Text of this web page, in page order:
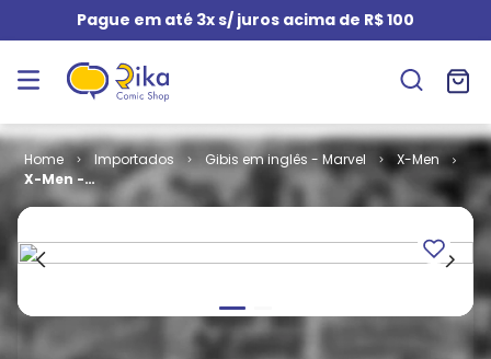
Pague em até 3x s/ juros acima de R$ 100
Importados Gibis em inglês - Marvel
X-Men
X-Men -
Volume 1 # 69